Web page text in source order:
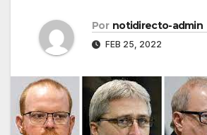
Por notidirecto-admin
FEB 25, 2022